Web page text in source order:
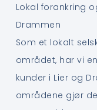
Lokal forankring
Drammen
Som et lokalt
området, har vi
kunder i Lier og
områdene gjør